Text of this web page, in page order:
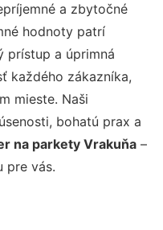
a zbytočné
hodnoty patrí
prístup a úprimná
každého zákazníka,
mieste. Naši
bohatú prax a
na parkety Vrakuňa –
pre vás.